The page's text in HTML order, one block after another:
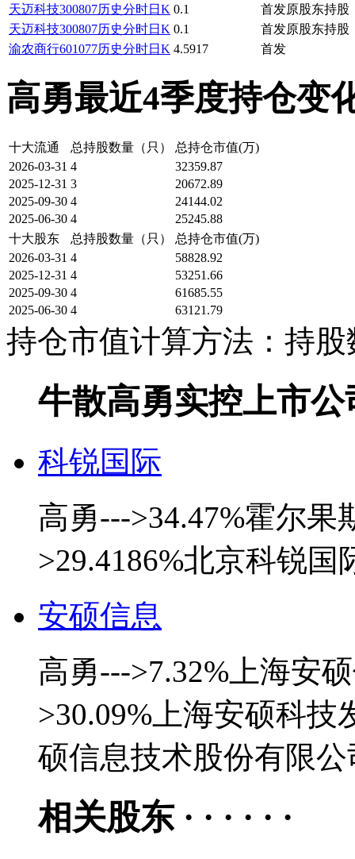
天迈科技300807历史分时日K 0.1
首发原股东持股
天迈科技300807历史分时日K 0.1
首发原股东持股
渝农商行601077历史分时日K 4.5917 首发
高勇最近4季度持仓变化
十大流通 总持股数量（只）
总持仓市值(万)
2026-03-31 4
32359.87
2025-12-31 3
20672.89
2025-09-30 4
24144.02
2025-06-30 4
25245.88
十大股东
总持股数量（只）
总持仓市值(万)
2026-03-31 4
58828.92
2025-12-31 4
53251.66
2025-09-30 4
61685.55
2025-06-30 4 63121.79
持仓市值计算方法：持
牛散高勇实控上市公司
科锐国际
高勇--->34.47%霍尔
>29.4186%北京科锐
安硕信息
高勇--->7.32%上海安
>30.09%上海安硕科技
硕信息技术股份有限公
相关股东 · · · · · ·